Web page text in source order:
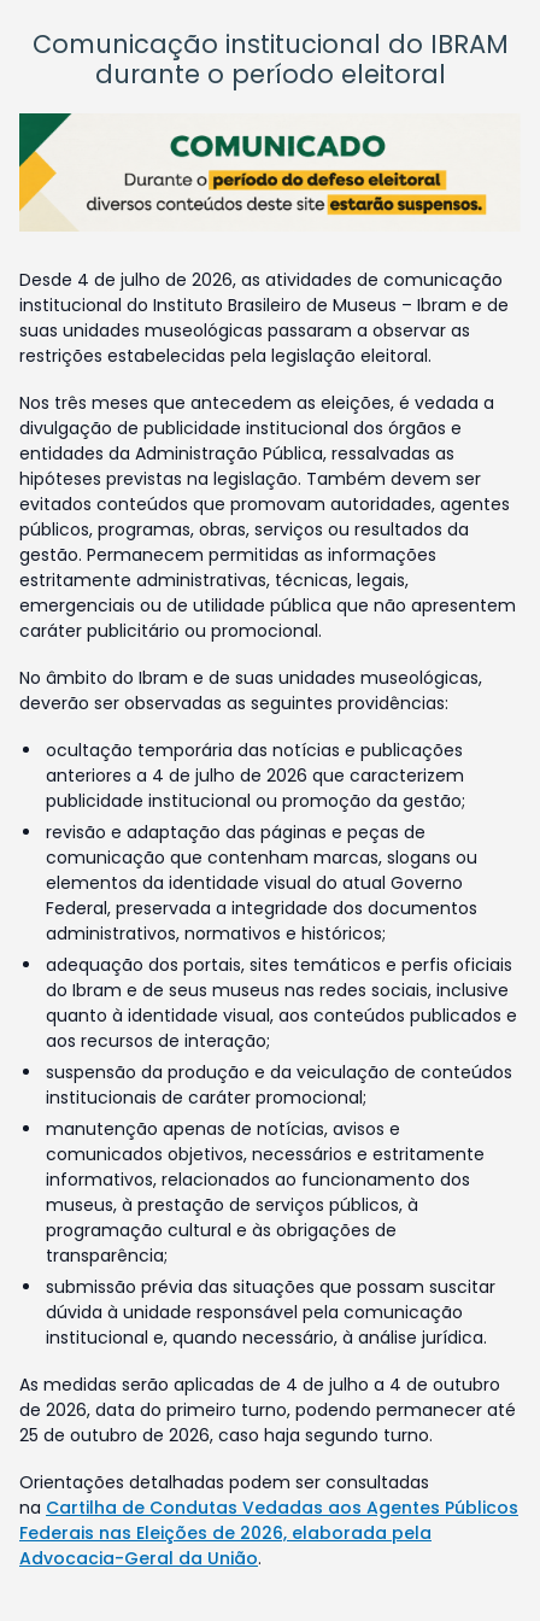
Comunicação institucional do IBRAM
durante o período eleitoral
Desde 4 de julho de 2026, as atividades de comunicação
institucional do Instituto Brasileiro de Museus – Ibram e de
suas unidades museológicas passaram a observar as
restrições estabelecidas pela legislação eleitoral.
Nos três meses que antecedem as eleições, é vedada a
divulgação de publicidade institucional dos órgãos e
entidades da Administração Pública, ressalvadas as
hipóteses previstas na legislação. Também devem ser
evitados conteúdos que promovam autoridades, agentes
públicos, programas, obras, serviços ou resultados da
gestão. Permanecem permitidas as informações
estritamente administrativas, técnicas, legais,
emergenciais ou de utilidade pública que não apresentem
caráter publicitário ou promocional.
No âmbito do Ibram e de suas unidades museológicas,
deverão ser observadas as seguintes providências:
ocultação temporária das notícias e publicações
anteriores a 4 de julho de 2026 que caracterizem
publicidade institucional ou promoção da gestão;
revisão e adaptação das páginas e peças de
comunicação que contenham marcas, slogans ou
elementos da identidade visual do atual Governo
Federal, preservada a integridade dos documentos
administrativos, normativos e históricos;
adequação dos portais, sites temáticos e perfis oficiais
do Ibram e de seus museus nas redes sociais, inclusive
quanto à identidade visual, aos conteúdos publicados e
aos recursos de interação;
suspensão da produção e da veiculação de conteúdos
institucionais de caráter promocional;
manutenção apenas de notícias, avisos e
comunicados objetivos, necessários e estritamente
informativos, relacionados ao funcionamento dos
museus, à prestação de serviços públicos, à
programação cultural e às obrigações de
transparência;
submissão prévia das situações que possam suscitar
dúvida à unidade responsável pela comunicação
institucional e, quando necessário, à análise jurídica.
As medidas serão aplicadas de 4 de julho a 4 de outubro
de 2026, data do primeiro turno, podendo permanecer até
25 de outubro de 2026, caso haja segundo turno.
Orientações detalhadas podem ser consultadas
na Cartilha de Condutas Vedadas aos Agentes Públicos
Federais nas Eleições de 2026, elaborada pela
Advocacia-Geral da União.